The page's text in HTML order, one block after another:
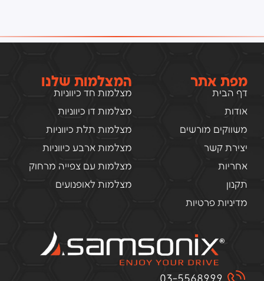
מפת אתר
דף הבית
אודות
משווקים מורשים
יצירת קשר
אחריות
תקנון
מדיניות פרטיות
המצלמות שלנו
מצלמות חד כיווניות
מצלמות דו כיווניות
מצלמות תלת כיווניות
מצלמות ארבע כיווניות
מצלמות עם צפייה מרחוק
מצלמות לאופנועים